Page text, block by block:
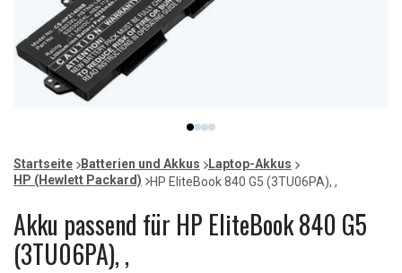
item
0
item
1
item
2
item
3
of
4
Startseite Batterien und Akkus
Laptop-Akkus
HP (Hewlett Packard)
HP EliteBook 840 G5 (3TU06PA), ,
Akku passend für HP EliteBook 840 G5
(3TU06PA), ,